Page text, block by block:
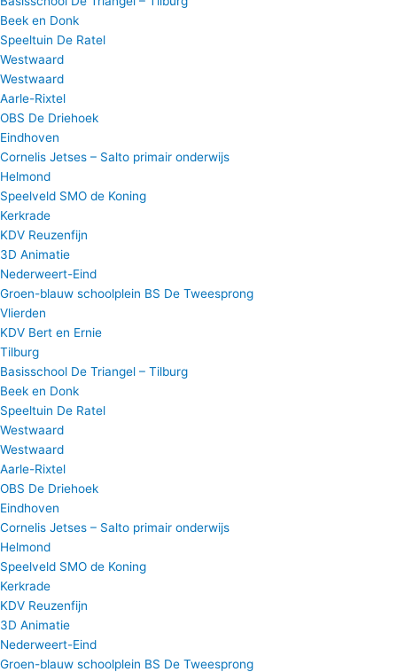
Beek en Donk
Speeltuin De Ratel
Westwaard
Westwaard
Aarle-Rixtel
OBS De Driehoek
Eindhoven
Cornelis Jetses – Salto primair onderwijs
Helmond
Speelveld SMO de Koning
Kerkrade
KDV Reuzenfijn
3D Animatie
Nederweert-Eind
Groen-blauw schoolplein BS De Tweesprong
Vlierden
KDV Bert en Ernie
Tilburg
Basisschool De Triangel – Tilburg
Beek en Donk
Speeltuin De Ratel
Westwaard
Westwaard
Aarle-Rixtel
OBS De Driehoek
Eindhoven
Cornelis Jetses – Salto primair onderwijs
Helmond
Speelveld SMO de Koning
Kerkrade
KDV Reuzenfijn
3D Animatie
Nederweert-Eind
Groen-blauw schoolplein BS De Tweesprong